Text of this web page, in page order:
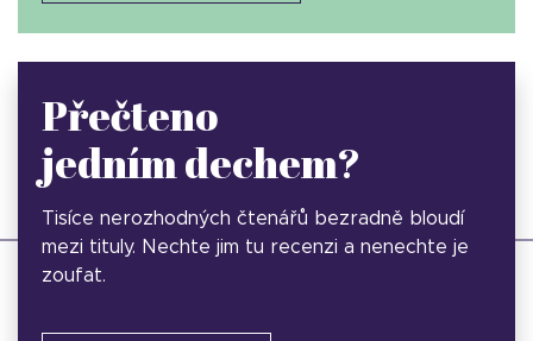
Přečteno
jedním dechem?
Tisíce nerozhodných čtenářů bezradně bloudí
mezi tituly. Nechte jim tu recenzi a nenechte je
zoufat.